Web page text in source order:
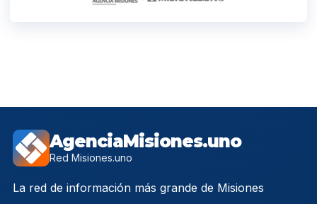
AgenciaMisiones.uno
Red Misiones.uno
La red de información más grande de Misiones